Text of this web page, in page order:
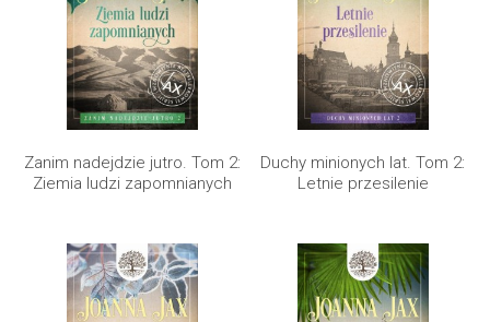
Zanim nadejdzie jutro. Tom 2:
Ziemia ludzi zapomnianych
Duchy minionych lat. Tom 2:
Letnie przesilenie